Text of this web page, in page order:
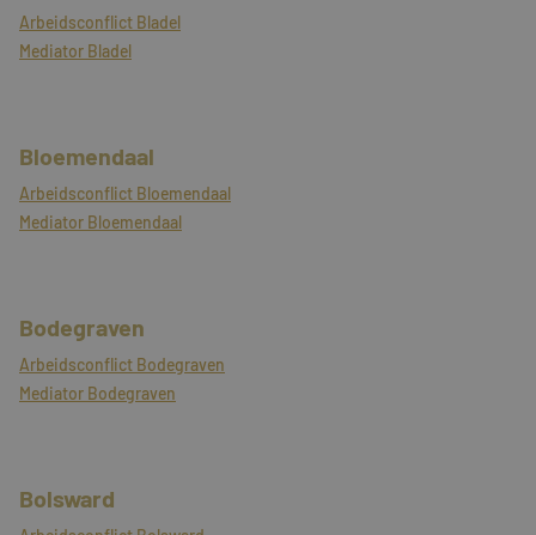
Arbeidsconflict Bladel
Mediator Bladel
Bloemendaal
Arbeidsconflict Bloemendaal
Mediator Bloemendaal
Bodegraven
Arbeidsconflict Bodegraven
Mediator Bodegraven
Bolsward